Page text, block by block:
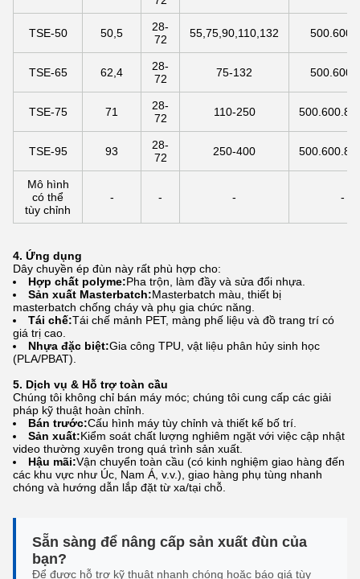
TSE-50 50,5
28-
72
55,75,90,110,132
TSE-65 62,4
28-
72
75-132
TSE-75 71
28-
72
110-250
TSE-95 93
28-
72
250-400
Mô hình
có thể
tùy chỉnh
- - - -
4. Ứng dụng
Dây chuyền ép đùn này rất phù hợp cho:
Hợp chất polyme:Pha trộn, làm đầy và sửa đổi nhựa.
Sản xuất Masterbatch:Masterbatch màu, thiết bị
masterbatch chống cháy và phụ gia chức năng.
Tái chế:Tái chế mảnh PET, màng phế liệu và đồ trang trí có
giá trị cao.
Nhựa đặc biệt:Gia công TPU, vật liệu phân hủy sinh học
(PLA/PBAT).
5. Dịch vụ & Hỗ trợ toàn cầu
Chúng tôi không chỉ bán máy móc; chúng tôi cung cấp các giải
pháp kỹ thuật hoàn chỉnh.
Bán trước:Cấu hình máy tùy chỉnh và thiết kế bố trí.
Sản xuất:Kiểm soát chất lượng nghiêm ngặt với việc cập nhật
video thường xuyên trong quá trình sản xuất.
Hậu mãi:Vận chuyển toàn cầu (có kinh nghiệm giao hàng đến
các khu vực như Úc, Nam Á, v.v.), giao hàng phụ tùng nhanh
chóng và hướng dẫn lắp đặt từ xa/tại chỗ.
Sẵn sàng để nâng cấp sản xuất đùn của
bạn?
Để được hỗ trợ kỹ thuật nhanh chóng hoặc báo giá tùy